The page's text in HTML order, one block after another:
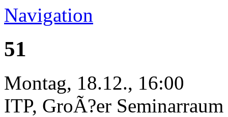
Navigation
51
Montag, 18.12., 16:00
ITP, GroÃ?er Seminarraum